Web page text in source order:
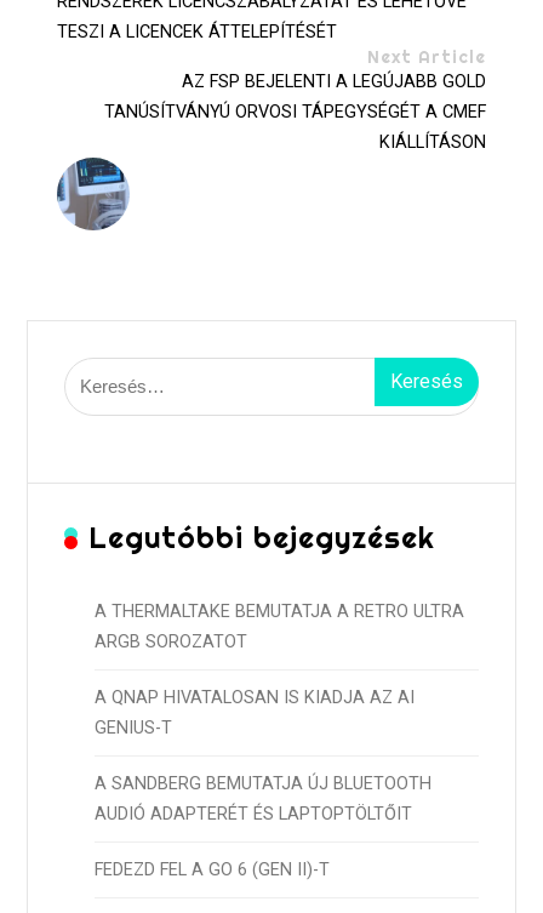
TESZI A LICENCEK ÁTTELEPÍTÉSÉT
Next Article
AZ FSP BEJELENTI A LEGÚJABB GOLD
TANÚSÍTVÁNYÚ ORVOSI TÁPEGYSÉGÉT A CMEF
KIÁLLÍTÁSON
Keresés:
Legutóbbi bejegyzések
A THERMALTAKE BEMUTATJA A RETRO ULTRA
ARGB SOROZATOT
A QNAP HIVATALOSAN IS KIADJA AZ AI
GENIUS-T
A SANDBERG BEMUTATJA ÚJ BLUETOOTH
AUDIÓ ADAPTERÉT ÉS LAPTOPTÖLTŐIT
FEDEZD FEL A GO 6 (GEN II)-T